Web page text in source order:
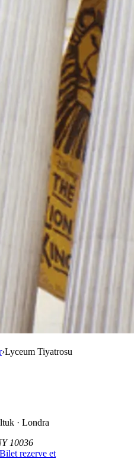
›Lyceum Tiyatrosu
· Londra
10036
Bilet rezerve et